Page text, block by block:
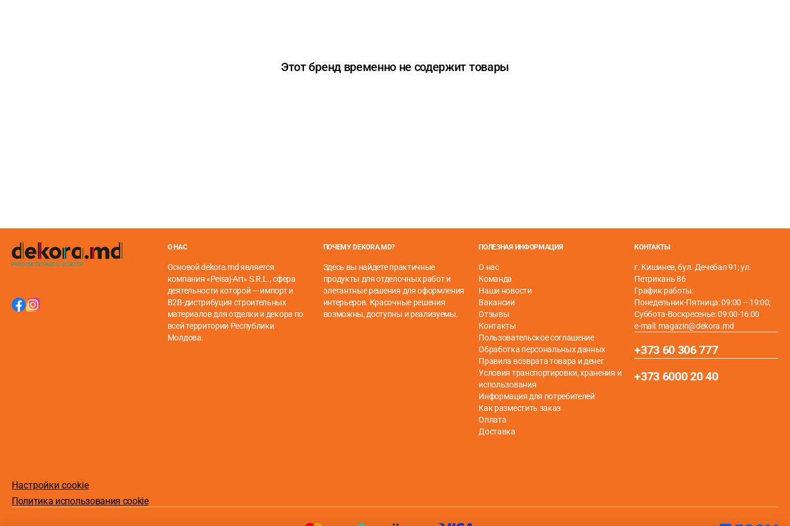
Этот бренд временно не содержит товары
О НАС
Основой dekora.md является
компания «Peisaj-Art» S.R.L., сфера
деятельности которой — импорт и
B2B-дистрибуция строительных
материалов для отделки и декора по
всей территории Республики
Молдова.
ПОЧЕМУ DEKORA.MD?
Здесь вы найдете практичные
продукты для отделочных работ и
элегантные решения для оформления
интерьеров. Красочные решения
возможны, доступны и реализуемы.
ПОЛЕЗНАЯ ИНФОРМАЦИЯ
О нас
Команда
Наши новости
Вакансии
Отзывы
Контакты
Пользовательское соглашение
Обработка персональных данных
Правила возврата товара и денег
Условия транспортировки, хранения и
использования
Информация для потребителей
Как разместить заказ
Оплата
Доставка
КОНТАКТЫ
г. Кишинев, бул. Дечебал 91; ул.
Петрикань 86
График работы:
Понедельник-Пятница: 09:00 – 19:00;
Суббота-Воскресенье: 09:00-16:00
e-mail: magazin@dekora.md
+373 60 306 777
+373 6000 20 40
Настройки cookie
Политика использования cookie